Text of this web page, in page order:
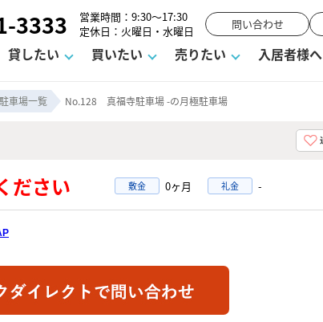
3333
営業時間：9:30～17:30
定休日：火曜日・水曜日
問い合わせ
貸したい 買いたい 売りたい 入居者様へ
車場一覧 No.128 真福寺駐車場 -の月極駐車場
ださい 敷金 0ヶ月 礼金 -